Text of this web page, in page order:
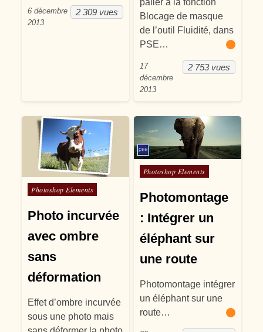
2 309 vues
6 décembre
2013
Blocage de masque
de l’outil Fluidité, dans
PSE…
2 753 vues
17
décembre
2013
Posté dans
Photoshop Elements
Photo incurvée
avec ombre
sans
déformation
Effet d’ombre incurvée
sous une photo mais
Posté dans
Photoshop Elements
Photomontage
: Intégrer un
éléphant sur
une route
Photomontage intégrer
un éléphant sur une
route…